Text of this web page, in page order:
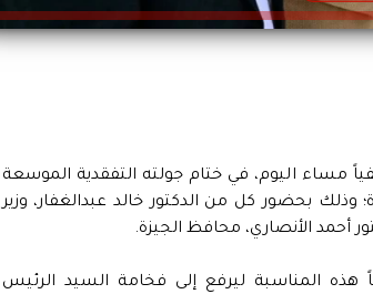
مساء اليوم، في ختام جولته التفقدية الموسعة
وذلك بحضور كل من الدكتور خالد عبدالغفار، وزير
أحمد الأنصاري، محافظ الجيزة.
هذه المناسبة ليرفع إلى فخامة السيد الرئيس